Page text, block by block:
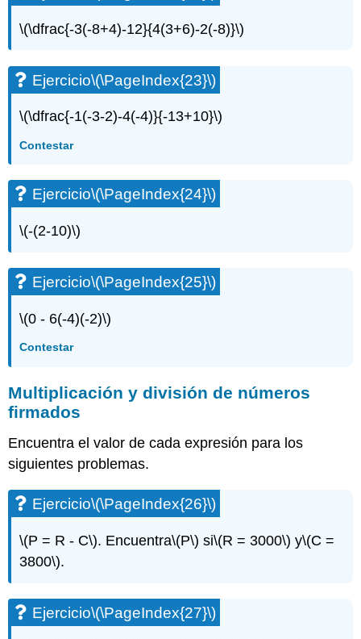
Ejercicio\
(\PageIndex{60}\)
(\PageIndex{61}\)
(\PageIndex{63}\)
Ejercicio\
(\PageIndex{64}\)
Ejercicio\
(\PageIndex{66}\)
Ejercicio\
Ejercicio\
(\PageIndex{69}\)
(\PageIndex{70}\)
Ejercicio\
(\PageIndex{71}\)
Ejercicio\
(\PageIndex{72}\)
(\PageIndex{73}\)
Ejercicio\
(\PageIndex{75}\)
\(\dfrac{-3(-8+4)-12}{4(3+6)-2(-8)}\)
Ejercicio\(\PageIndex{23}\)
\(\dfrac{-1(-3-2)-4(-4)}{-13+10}\)
Contestar
Ejercicio\(\PageIndex{24}\)
\(-(2-10)\)
Ejercicio\(\PageIndex{25}\)
\(0 - 6(-4)(-2)\)
Contestar
Multiplicación y división de números
firmados
Encuentra el valor de cada expresión para los
siguientes problemas.
Ejercicio\(\PageIndex{26}\)
\(P = R - C\). Encuentra\(P\) si\(R = 3000\) y\(C =
3800\).
Ejercicio\(\PageIndex{27}\)